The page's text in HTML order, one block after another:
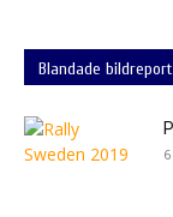
Blandade